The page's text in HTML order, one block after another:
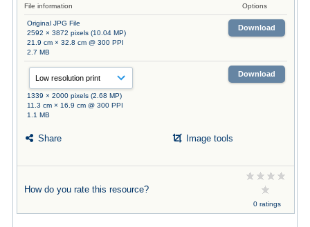
File information Options
Original JPG File
2592 × 3872 pixels (10.04 MP)
21.9 cm × 32.8 cm @ 300 PPI
2.7 MB
Download
1339 × 2000 pixels (2.68 MP)
11.3 cm × 16.9 cm @ 300 PPI
1.1 MB
Download
Share Image tools
How do you rate this resource?
0 ratings